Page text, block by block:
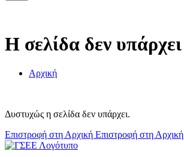
Η σελίδα δεν υπάρχει
Αρχική
Δυστυχώς η σελίδα δεν υπάρχει.
Επιστροφή στη Αρχική Επιστροφή στη Αρχική